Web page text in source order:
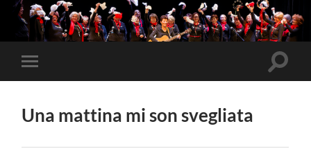
Toggle
mobile
Toggle
Una mattina mi son svegliata